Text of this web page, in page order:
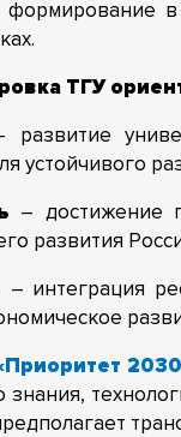
формирование в
ТГУ
развитие
устойчивого
– достижение
развития
– интеграция
знания,